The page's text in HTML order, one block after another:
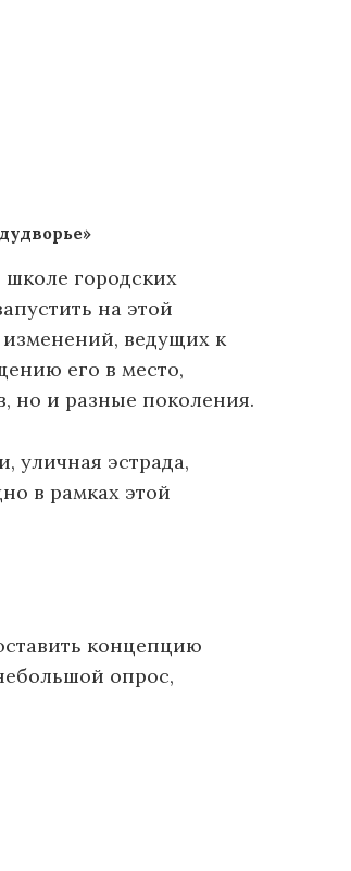
школе городских
на этой
ведущих к
его в место,
но и разные поколения.
уличная эстрада,
в рамках этой
концепцию
опрос,